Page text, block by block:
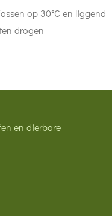
op 30°C en liggend
drogen
en dierbare